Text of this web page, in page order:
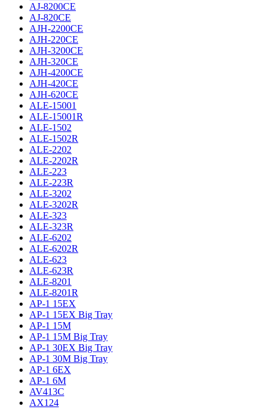
AJ-8200CE
AJ-820CE
AJH-2200CE
AJH-220CE
AJH-3200CE
AJH-320CE
AJH-4200CE
AJH-420CE
AJH-620CE
ALE-15001
ALE-15001R
ALE-1502
ALE-1502R
ALE-2202
ALE-2202R
ALE-223
ALE-223R
ALE-3202
ALE-3202R
ALE-323
ALE-323R
ALE-6202
ALE-6202R
ALE-623
ALE-623R
ALE-8201
ALE-8201R
AP-1 15EX
AP-1 15EX Big Tray
AP-1 15M
AP-1 15M Big Tray
AP-1 30EX Big Tray
AP-1 30M Big Tray
AP-1 6EX
AP-1 6M
AV413C
AX124